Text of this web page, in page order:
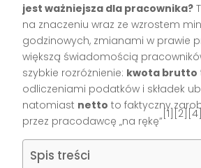
jest ważniejsza dla pracownika?
na znaczeniu wraz ze wzrostem
godzinowych, zmianami w prawie
większą świadomością
szybkie rozróżnienie: kwota brutto
odliczeniami podatków i składek
natomiast netto to faktyczny
przez pracodawcę „na rękę”
[1][2][4]
Spis treści